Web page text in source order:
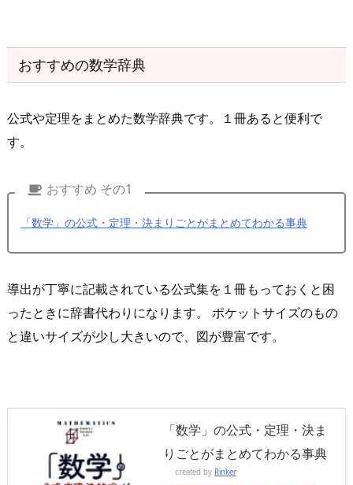
おすすめの数学辞典
公式や定理をまとめた数学辞典です。１冊あると便利で
す。
おすすめ その1
「数学」の公式・定理・決まりごとがまとめてわかる事典
導出が丁寧に記載されている公式集を１冊もっておくと困
ったときに辞書代わりになります。 ポケットサイズのもの
と違いサイズが少し大きいので、図が豊富です。
「数学」の公式・定理・決ま
りごとがまとめてわかる事典
created by Rinker